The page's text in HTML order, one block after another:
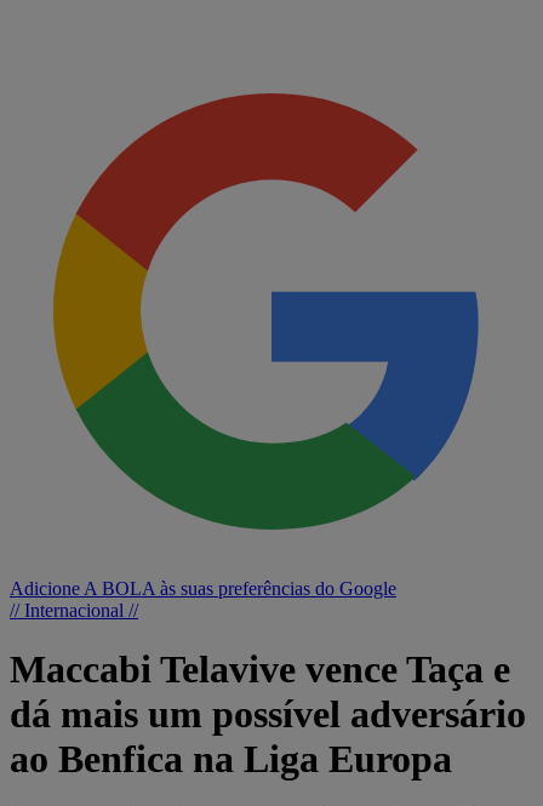
Adicione A BOLA às suas preferências do Google
// Internacional //
Maccabi Telavive vence Taça e
dá mais um possível adversário
ao Benfica na Liga Europa